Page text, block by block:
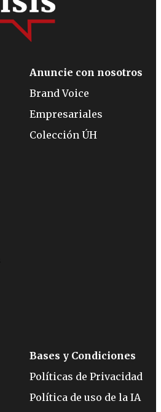
Anuncie con nosotros
Brand Voice
Empresariales
Colección ÚH
Bases y Condiciones
Políticas de Privacidad
Política de uso de la IA